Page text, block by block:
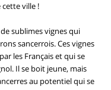
cette ville !
sublimes vignes qui
sancerrois. Ces vignes
les Français et qui se
Il se boit jeune, mais
au potentiel qui se